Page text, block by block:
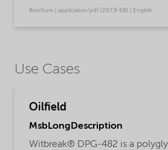
Brochure | application/pdf (267,9 KB) | English
Use Cases
Oilfield
MsbLongDescription
Witbreak® DPG-482 is a